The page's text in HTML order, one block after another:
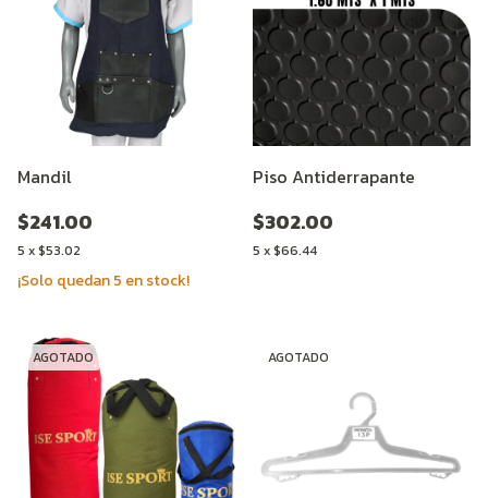
Mandil
$241.00
5 x$53.02
¡Solo quedan5 en stock!
Piso Antiderrapante
$302.00
5 x$66.44
AGOTADO AGOTADO